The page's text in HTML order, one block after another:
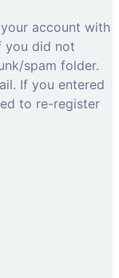
account with
you did not
spam folder.
If you entered
to re-register